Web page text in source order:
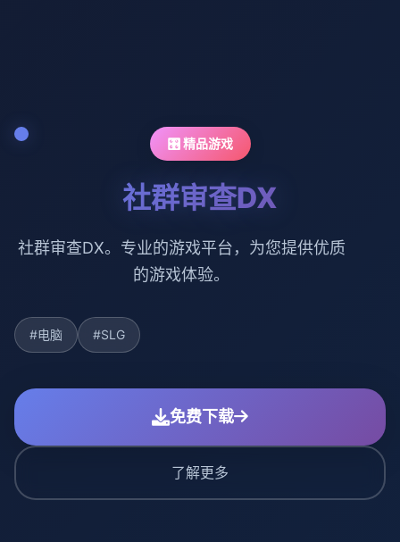
🎛️ 精品游戏
社群审查DX
社群审查DX。专业的游戏平台，为您提供优质
的游戏体验。
#电脑 #SLG
免费下载
了解更多